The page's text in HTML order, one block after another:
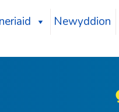
Newyddion